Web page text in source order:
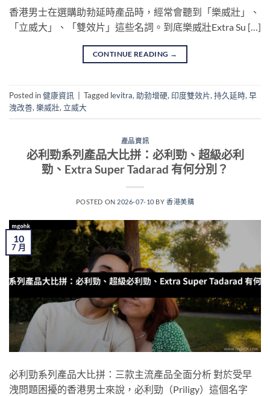
香港男士在選購助勃延時產品時，經常會聽到「樂威壯」、
「立威大」、「雙效片」這些名詞。到底樂威壯Extra Su […]
CONTINUE READING →
Posted in健康資訊 Tagged levitra,助勃增硬,印度雙效片,持久延時,早
洩改善,樂威壯, 立威大
產品資訊
必利勁系列產品大比拼：必利勁、超級必利
勁、Extra Super Tadarad 有何分別？
POSTED ON 2026-07-10 BY香港美購
10
7 月
必利勁系列產品大比拼：三款主流產品全面分析 對於受早
洩問題困擾的香港男士來說，必利勁（Priligy）這個名字